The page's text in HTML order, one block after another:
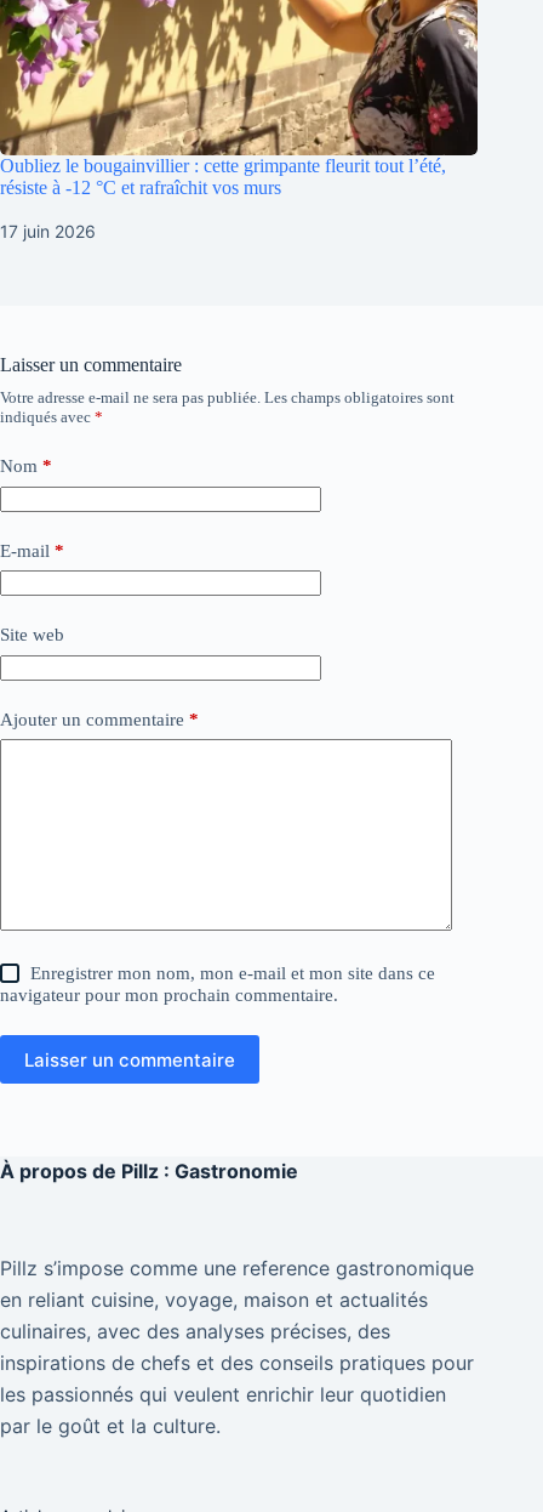
Oubliez le bougainvillier : cette grimpante fleurit tout l’été,
résiste à -12 °C et rafraîchit vos murs
17 juin 2026
Laisser un commentaire
Votre adresse e-mail ne sera pas publiée. Les champs obligatoires sont
indiqués avec *
Nom *
E-mail *
Site web
Ajouter un commentaire *
Enregistrer mon nom, mon e-mail et mon site dans ce
navigateur pour mon prochain commentaire.
Laisser un commentaire
À propos de Pillz : Gastronomie
Pillz s’impose comme une reference gastronomique
en reliant cuisine, voyage, maison et actualités
culinaires, avec des analyses précises, des
inspirations de chefs et des conseils pratiques pour
les passionnés qui veulent enrichir leur quotidien
par le goût et la culture.